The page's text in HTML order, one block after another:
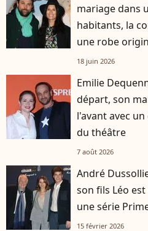
mariage dans
habitants, la
une robe
française
18 juin 2026
Emilie
départ, son
l'avant avec
du théâtre
7 août 2026
André
son fils Léo
une série
15 février 2026